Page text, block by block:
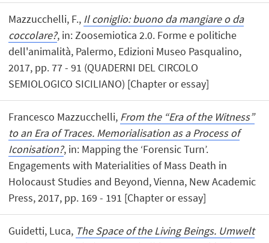
Mazzucchelli, F., Il coniglio: buono da mangiare o da
coccolare?, in: Zoosemiotica 2.0. Forme e politiche
dell'animalità, Palermo, Edizioni Museo Pasqualino,
2017, pp. 77 - 91 (QUADERNI DEL CIRCOLO
SEMIOLOGICO SICILIANO) [Chapter or essay]
Francesco Mazzucchelli, From the “Era of the Witness”
to an Era of Traces. Memorialisation as a Process of
Iconisation?, in: Mapping the ‘Forensic Turn’.
Engagements with Materialities of Mass Death in
Holocaust Studies and Beyond, Vienna, New Academic
Press, 2017, pp. 169 - 191 [Chapter or essay]
Guidetti, Luca, The Space of the Living Beings. Umwelt